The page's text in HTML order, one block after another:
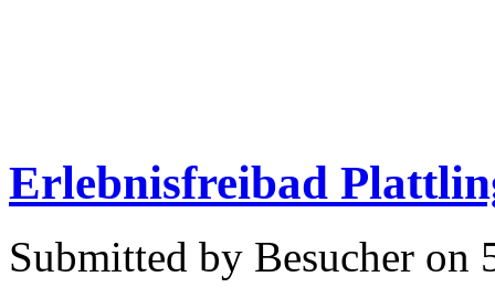
Erlebnisfreibad
Submitted by Besucher